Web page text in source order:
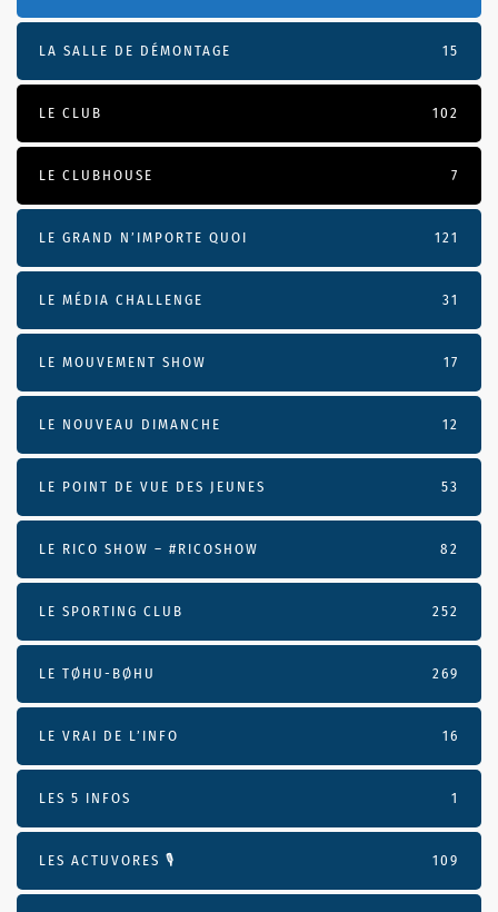
LA SALLE DE DÉMONTAGE 15
LE CLUB 102
LE CLUBHOUSE 7
LE GRAND N’IMPORTE QUOI 121
LE MÉDIA CHALLENGE 31
LE MOUVEMENT SHOW 17
LE NOUVEAU DIMANCHE 12
LE POINT DE VUE DES JEUNES 53
LE RICO SHOW – #RICOSHOW 82
LE SPORTING CLUB 252
LE TØHU-BØHU 269
LE VRAI DE L’INFO 16
LES 5 INFOS 1
LES ACTUVORES 🎙 109